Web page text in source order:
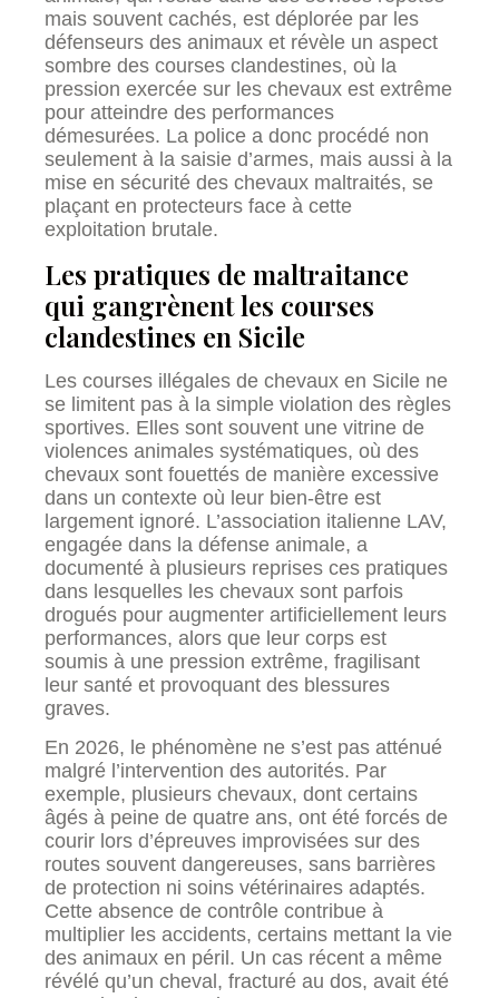
mais souvent cachés, est déplorée par les
défenseurs des animaux et révèle un aspect
sombre des courses clandestines, où la
pression exercée sur les chevaux est extrême
pour atteindre des performances
démesurées. La police a donc procédé non
seulement à la saisie d’armes, mais aussi à la
mise en sécurité des chevaux maltraités, se
plaçant en protecteurs face à cette
exploitation brutale.
Les pratiques de maltraitance
qui gangrènent les courses
clandestines en Sicile
Les courses illégales de chevaux en Sicile ne
se limitent pas à la simple violation des règles
sportives. Elles sont souvent une vitrine de
violences animales systématiques, où des
chevaux sont fouettés de manière excessive
dans un contexte où leur bien-être est
largement ignoré. L’association italienne LAV,
engagée dans la défense animale, a
documenté à plusieurs reprises ces pratiques
dans lesquelles les chevaux sont parfois
drogués pour augmenter artificiellement leurs
performances, alors que leur corps est
soumis à une pression extrême, fragilisant
leur santé et provoquant des blessures
graves.
En 2026, le phénomène ne s’est pas atténué
malgré l’intervention des autorités. Par
exemple, plusieurs chevaux, dont certains
âgés à peine de quatre ans, ont été forcés de
courir lors d’épreuves improvisées sur des
routes souvent dangereuses, sans barrières
de protection ni soins vétérinaires adaptés.
Cette absence de contrôle contribue à
multiplier les accidents, certains mettant la vie
des animaux en péril. Un cas récent a même
révélé qu’un cheval, fracturé au dos, avait été